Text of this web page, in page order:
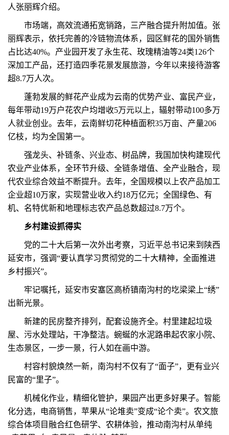
人张丽辉介绍。
市场端，高效流通拓宽销路，三产融合提升附加值。张
丽辉表示，依托完善的冷链物流体系，园区鲜花的国外销售
占比达40%。产业园开发了永生花、玫瑰精油等24类126个
深加工产品，还打造四季花景发展旅游，今年以来接待游客
超8.7万人次。
蓬勃发展的鲜花产业成为云南的优势产业、富民产业，
每年带动19万户花农户均增收5万元以上，辐射带动100多万
人就业创业。去年，云南鲜切花种植面积35万亩、产量206
亿枝，均为全国第一。
强龙头、补链条、兴业态、树品牌，我国加快构建现代
农业产业体系，全环节升级、全链条增值、全产业融合，现
代农业综合效益不断提升。去年，全国规模以上农产品加工
企业超10万家，实现营业收入约18万亿元；全国绿色、有
机、名特优新和地理标志农产品总数超过8.7万个。
乡村建设抓得实
党的二十大后第一次外出考察，习近平总书记来到陕西
延安市，强调“要认真学习贯彻党的二十大精神，全面推进
乡村振兴”。
牢记嘱托，延安市安塞区高桥镇南沟村的圪梁梁上“绣”
出新光景。
新建的民房整齐排列，配套设施齐全。村里建起垃圾
屋、污水处理站，干净整洁。蜿蜒的水泥路串起农家小院、
生态景区，一步一景，行人如在画中游。
村容村貌焕然一新，南沟村不仅有了“面子”，更有业兴
民富的“里子”。
机械化作业，精细化管护，果园产出更多好果子。智能
化分选，电商销售，苹果从“论堆卖”变成“论个卖”。农文旅
综合体项目融合红色研学、农耕体验，推动南沟村从单纯